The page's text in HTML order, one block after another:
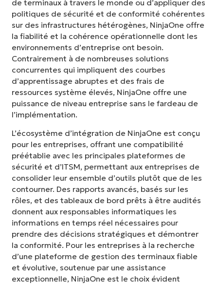
de terminaux à travers le monde ou d’appliquer des
politiques de sécurité et de conformité cohérentes
sur des infrastructures hétérogènes, NinjaOne offre
la fiabilité et la cohérence opérationnelle dont les
environnements d’entreprise ont besoin.
Contrairement à de nombreuses solutions
concurrentes qui impliquent des courbes
d’apprentissage abruptes et des frais de
ressources système élevés, NinjaOne offre une
puissance de niveau entreprise sans le fardeau de
l’implémentation.
L’écosystème d’intégration de NinjaOne est conçu
pour les entreprises, offrant une compatibilité
préétablie avec les principales plateformes de
sécurité et d’ITSM, permettant aux entreprises de
consolider leur ensemble d’outils plutôt que de les
contourner. Des rapports avancés, basés sur les
rôles, et des tableaux de bord prêts à être audités
donnent aux responsables informatiques les
informations en temps réel nécessaires pour
prendre des décisions stratégiques et démontrer
la conformité. Pour les entreprises à la recherche
d’une plateforme de gestion des terminaux fiable
et évolutive, soutenue par une assistance
exceptionnelle, NinjaOne est le choix évident